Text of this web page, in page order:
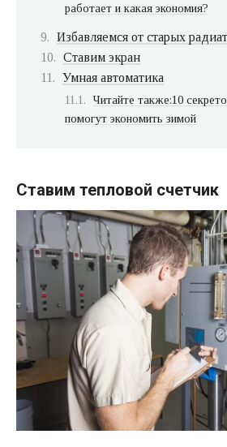
работает и какая экономия?
Избавляемся от старых
Ставим экран
Умная автоматика
Читайте также:10
помогут экономить зимой
Ставим тепловой счетчик